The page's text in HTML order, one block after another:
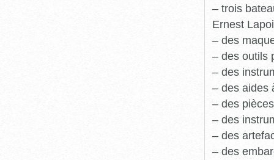
– trois
Ernest
– des
– des outils
– des
– des aides
– des
– des
– des
– des